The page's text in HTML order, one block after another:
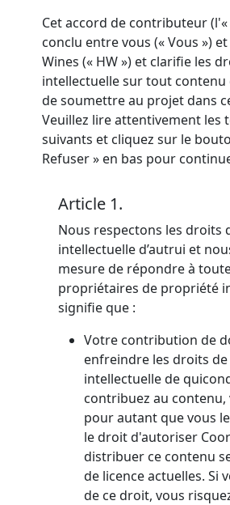
Cet accord de contributeur (l'«
conclu entre vous (« Vous ») et
Wines (« HW ») et clarifie les
intellectuelle sur tout contenu
de soumettre au projet dans
Veuillez lire attentivement les
suivants et cliquez sur le
Refuser » en bas pour
Article 1.
Nous respectons les droits
intellectuelle d’autrui et
mesure de répondre à
propriétaires de propriété
signifie que :
Votre contribution de
enfreindre les droits
intellectuelle de
contribuez au contenu,
pour autant que vous
le droit d'autoriser
distribuer ce contenu
de licence actuelles. Si
de ce droit, vous